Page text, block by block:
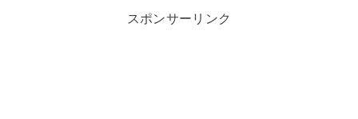
スポンサーリンク